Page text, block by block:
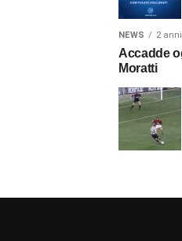
NEWS 2
Accadde
Moratti